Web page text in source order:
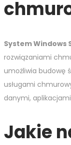
System Windows
rozwiązaniami
umożliwia budowę
usługami
danymi,
Jakie